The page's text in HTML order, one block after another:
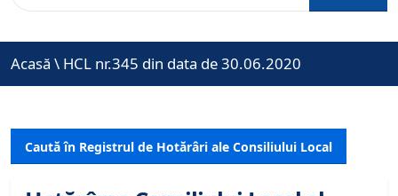
Acasă \ HCL nr.345 din data de 30.06.2020
Caută în Registrul de Hotărâri ale Consiliului Local